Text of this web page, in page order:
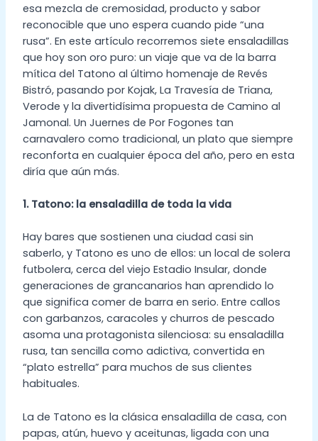
esa mezcla de cremosidad, producto y sabor
reconocible que uno espera cuando pide “una
rusa”. En este artículo recorremos siete ensaladillas
que hoy son oro puro: un viaje que va de la barra
mítica del Tatono al último homenaje de Revés
Bistró, pasando por Kojak, La Travesía de Triana,
Verode y la divertidísima propuesta de Camino al
Jamonal. Un Juernes de Por Fogones tan
carnavalero como tradicional, un plato que siempre
reconforta en cualquier época del año, pero en esta
diría que aún más.
1. Tatono: la ensaladilla de toda la vida
Hay bares que sostienen una ciudad casi sin
saberlo, y Tatono es uno de ellos: un local de solera
futbolera, cerca del viejo Estadio Insular, donde
generaciones de grancanarios han aprendido lo
que significa comer de barra en serio. Entre callos
con garbanzos, caracoles y churros de pescado
asoma una protagonista silenciosa: su ensaladilla
rusa, tan sencilla como adictiva, convertida en
“plato estrella” para muchos de sus clientes
habituales.
La de Tatono es la clásica ensaladilla de casa, con
papas, atún, huevo y aceitunas, ligada con una